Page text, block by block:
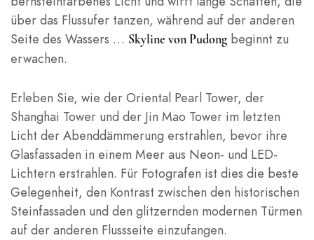
über das Flussufer tanzen, während auf der anderen
Seite des Wassers … Skyline von Pudong beginnt zu
erwachen.
Erleben Sie, wie der Oriental Pearl Tower, der
Shanghai Tower und der Jin Mao Tower im letzten
Licht der Abenddämmerung erstrahlen, bevor ihre
Glasfassaden in einem Meer aus Neon- und LED-
Lichtern erstrahlen. Für Fotografen ist dies die beste
Gelegenheit, den Kontrast zwischen den historischen
Steinfassaden und den glitzernden modernen Türmen
auf der anderen Flussseite einzufangen.